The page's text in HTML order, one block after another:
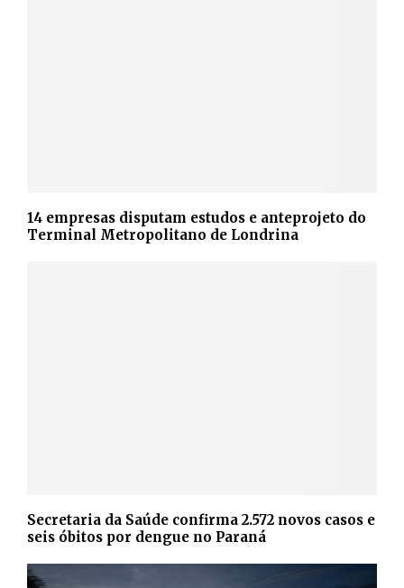
14 empresas disputam estudos e anteprojeto do
Terminal Metropolitano de Londrina
Secretaria da Saúde confirma 2.572 novos casos e
seis óbitos por dengue no Paraná